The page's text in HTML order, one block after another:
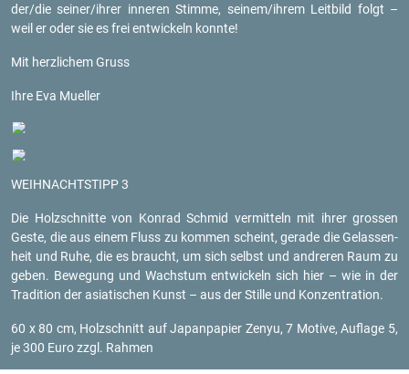
der/die sei­ner/ihrer in­ne­ren Stim­me, sei­nem/ihrem Leit­bild folgt –
weil er oder sie es frei ent­wi­ckeln konn­te!
Mit herz­li­chem Gruss
Ihre Eva Mu­el­ler
WEIH­NACHTS­TIPP 3
Die Holz­schnit­te von Kon­rad Schmid ver­mit­teln mit ihrer gros­sen
Geste, die aus einem Fluss zu kom­men scheint, ge­ra­de die Ge­las­sen­
heit und Ruhe, die es braucht, um sich selbst und and­re­ren Raum zu
geben. Be­we­gung und Wachs­tum ent­wi­ckeln sich hier – wie in der
Tra­di­ti­on der asia­ti­schen Kunst – aus der Stil­le und Kon­zen­tra­ti­on.
60 x 80 cm, Holz­schnitt auf Ja­pan­pa­pier Zenyu, 7 Mo­ti­ve, Auf­la­ge 5,
je 300 Euro zzgl. Rah­men